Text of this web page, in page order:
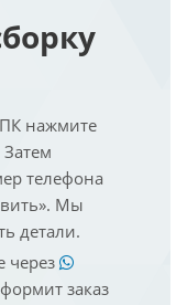
нажмите
телефона
Мы
детали.
через
заказ